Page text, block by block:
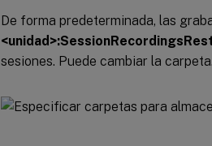
De forma predeterminada, las
sesiones. Puede cambiar la carpeta.